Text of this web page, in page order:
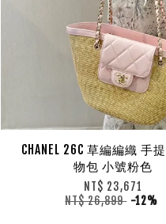
CHANEL 26C 草編編織 手
物包 小號粉色
NT$ 23,671
NT$ 26,899 -12%